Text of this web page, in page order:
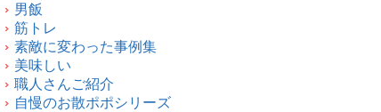
男飯
筋トレ
素敵に変わった事例集
美味しい
職人さんご紹介
自慢のお散ポポシリーズ